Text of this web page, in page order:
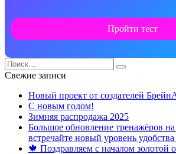
Пройти тест
Search
for:
Свежие записи
Новый проект от создателей
С новым годом!
Зимняя распродажа 2025
Большое обновление тренажёров
встречайте новый уровень
🍁 Поздравляем с началом золотой